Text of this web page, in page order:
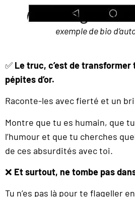
exemple de bio
✅ Le truc, c’est de transformer
pépites d’or.
Raconte-les avec fierté et un
Montre que tu es humain, que
l’humour et que tu cherches
de ces absurdités avec toi.
❌ Et surtout, ne tombe pas
Tu n’es pas là pour te flageller